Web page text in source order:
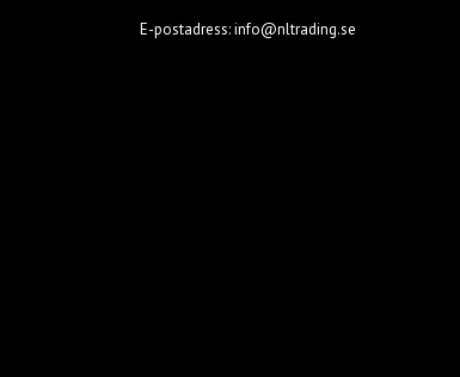
E-postadress:info@nltrading.se